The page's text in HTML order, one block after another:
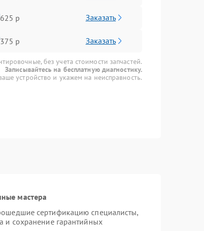
625 р Заказать
375 р Заказать
без учета стоимости запчастей.
Записывайтесь на бесплатную диагностику.
устройство и укажем на неисправность.
мастера
сертификацию специалисты,
и сохранение гарантийных